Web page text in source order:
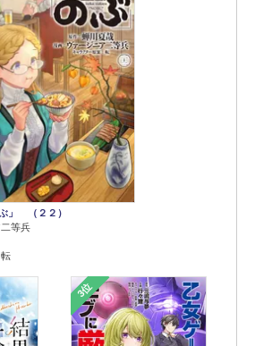
」 （２２）
等兵
3位